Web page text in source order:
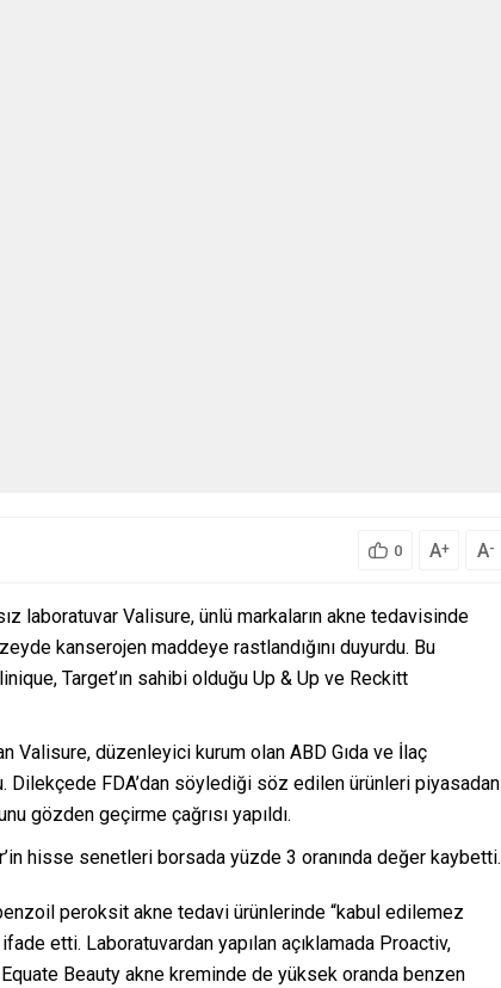
0 A+ A-
laboratuvar Valisure, ünlü markaların akne tedavisinde
kanserojen maddeye rastlandığını duyurdu. Bu
Target’ın sahibi olduğu Up & Up ve Reckitt
Valisure, düzenleyici kurum olan ABD Gıda ve İlaç
Dilekçede FDA’dan söylediği söz edilen ürünleri piyasadan
gözden geçirme çağrısı yapıldı.
hisse senetleri borsada yüzde 3 oranında değer kaybetti.
peroksit akne tedavi ürünlerinde “kabul edilemez
etti. Laboratuvardan yapılan açıklamada Proactiv,
Equate Beauty akne kreminde de yüksek oranda benzen